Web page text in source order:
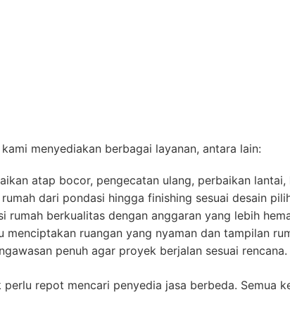
menyediakan berbagai layanan, antara lain:
atap bocor, pengecatan ulang, perbaikan
rumah dari pondasi hingga finishing sesuai desain
rumah berkualitas dengan anggaran yang lebih
menciptakan ruangan yang nyaman dan tampilan
penuh agar proyek berjalan sesuai rencana.
repot mencari penyedia jasa berbeda. Semua